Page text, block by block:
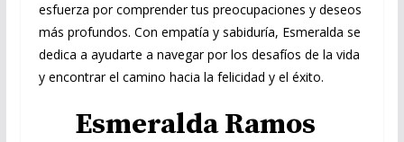
esfuerza por comprender tus preocupaciones y deseos
más profundos. Con empatía y sabiduría, Esmeralda se
dedica a ayudarte a navegar por los desafíos de la vida
y encontrar el camino hacia la felicidad y el éxito.
Esmeralda Ramos